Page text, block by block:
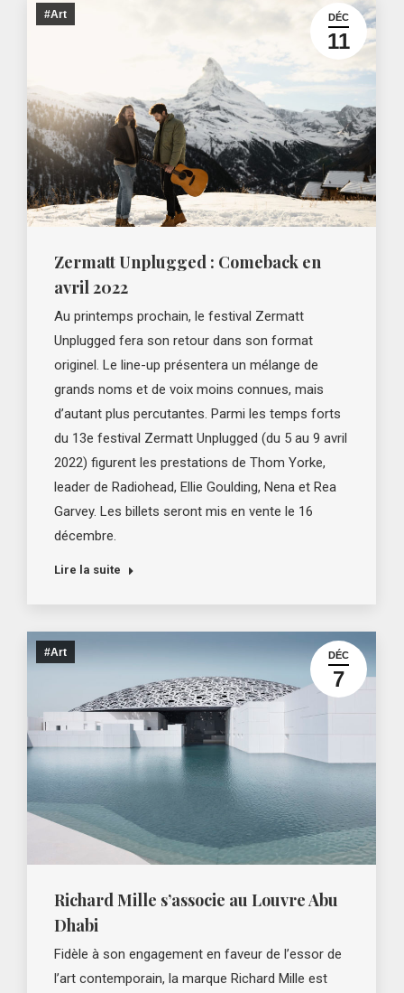
DÉC
11
#Art
Zermatt Unplugged : Comeback en
avril 2022
Au printemps prochain, le festival Zermatt
Unplugged fera son retour dans son format
originel. Le line-up présentera un mélange de
grands noms et de voix moins connues, mais
d’autant plus percutantes. Parmi les temps forts
du 13e festival Zermatt Unplugged (du 5 au 9 avril
2022) figurent les prestations de Thom Yorke,
leader de Radiohead, Ellie Goulding, Nena et Rea
Garvey. Les billets seront mis en vente le 16
décembre.
Lire la suite
DÉC
7
#Art
Richard Mille s’associe au Louvre Abu
Dhabi
Fidèle à son engagement en faveur de l’essor de
l’art contemporain, la marque Richard Mille est